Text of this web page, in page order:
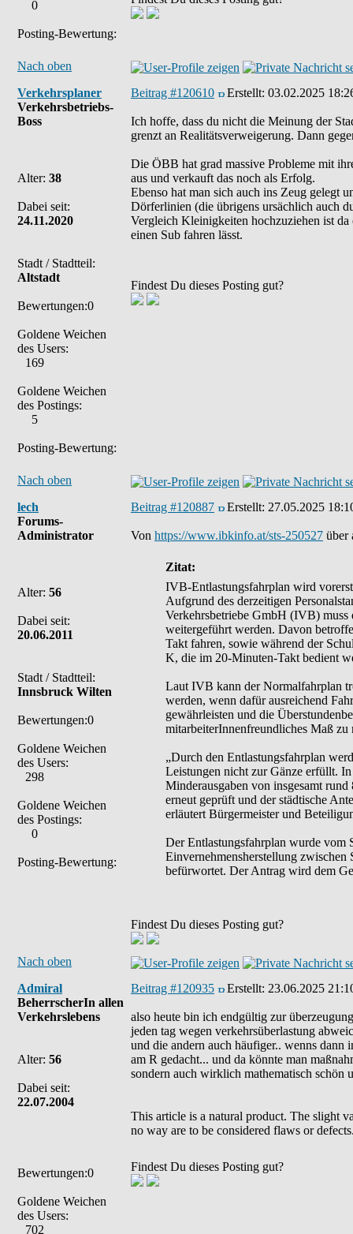
0
Posting-Bewertung:
Nach oben
Verkehrsplaner
Verkehrsbetriebs-
Boss
Alter: 38
Dabei seit:
24.11.2020
Stadt / Stadtteil:
Altstadt
Bewertungen:0
Goldene Weichen
des Users:
169
Goldene Weichen
des Postings:
5
Posting-Bewertung:
Beitrag #120610 Erstellt: 03.02.2025
Ich hoffe, dass du nicht die Meinung der
grenzt an Realitätsverweigerung. Dann
Die ÖBB hat grad massive Probleme mit
aus und verkauft das noch als Erfolg.
Ebenso hat man sich auch ins Zeug gelegt
Dörferlinien (die übrigens ursächlich auch
Vergleich Kleinigkeiten hochzuziehen ist
einen Sub fahren lässt.
Findest Du dieses Posting gut?
Nach oben
lech
Forums-
Administrator
Alter: 56
Dabei seit:
20.06.2011
Stadt / Stadtteil:
Innsbruck Wilten
Bewertungen:0
Goldene Weichen
des Users:
298
Goldene Weichen
des Postings:
0
Posting-Bewertung:
Beitrag #120887 Erstellt: 27.05.2025
Von https://www.ibkinfo.at/sts-250527 über
Zitat:
IVB-Entlastungsfahrplan wird
Aufgrund des derzeitigen
Verkehrsbetriebe GmbH (IVB) muss
weitergeführt werden. Davon
Takt fahren, sowie während der
K, die im 20-Minuten-Takt bedient
Laut IVB kann der Normalfahrplan
werden, wenn dafür ausreichend
gewährleisten und die
mitarbeiterInnenfreundliches Maß zu
„Durch den Entlastungsfahrplan
Leistungen nicht zur Gänze erfüllt.
Minderausgaben von insgesamt
erneut geprüft und der städtische
erläutert Bürgermeister und
Der Entlastungsfahrplan wurde vom
Einvernehmensherstellung
befürwortet. Der Antrag wird dem
Findest Du dieses Posting gut?
Nach oben
Admiral
BeherrscherIn allen
Verkehrslebens
Alter: 56
Dabei seit:
22.07.2004
Bewertungen:0
Goldene Weichen
des Users:
702
Beitrag #120935 Erstellt: 23.06.2025
also heute bin ich endgültig zur
jeden tag wegen verkehrsüberlastung
und die andern auch häufiger.. wenns dann
am R gedacht... und da könnte man
sondern auch wirklich mathematisch schön
This article is a natural product. The slight
no way are to be considered flaws or
Findest Du dieses Posting gut?